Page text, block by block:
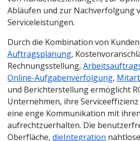
Abläufen und zur Nachverfolgung
Serviceleistungen.
Durch die Kombination von
Auftragsplanung,
Rechnungsstellung,
Online-Aufgabenverfolgung,
und Berichterstellung ermöglicht
Unternehmen, ihre
eine enge Kommunikation mit
aufrechtzuerhalten. Die
Oberfläche, dieIntegration